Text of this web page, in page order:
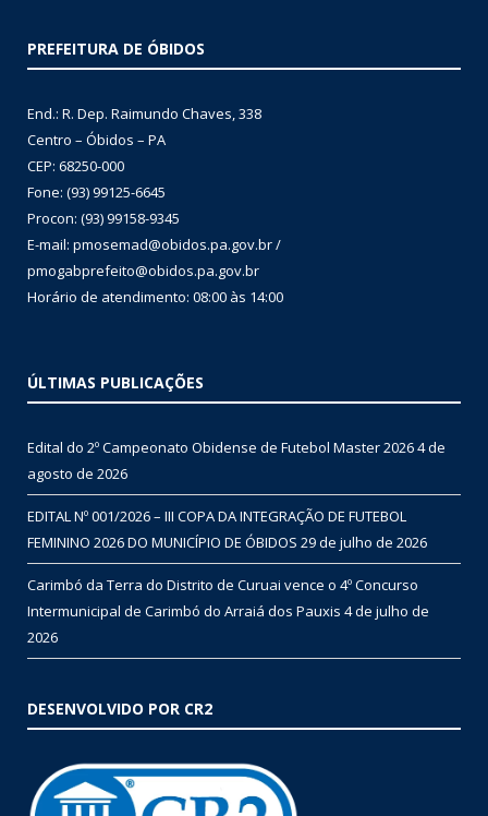
PREFEITURA DE ÓBIDOS
End.: R. Dep. Raimundo Chaves, 338
Centro – Óbidos – PA
CEP: 68250-000
Fone: (93) 99125-6645
Procon: (93) 99158-9345
E-mail: pmosemad@obidos.pa.gov.br /
pmogabprefeito@obidos.pa.gov.br
Horário de atendimento: 08:00 às 14:00
ÚLTIMAS PUBLICAÇÕES
Edital do 2º Campeonato Obidense de Futebol Master 20264 de
agosto de 2026
EDITAL Nº 001/2026 – III COPA DA INTEGRAÇÃO DE FUTEBOL
FEMININO 2026 DO MUNICÍPIO DE ÓBIDOS 29 de julho de 2026
Carimbó da Terra do Distrito de Curuai vence o 4º Concurso
Intermunicipal de Carimbó do Arraiá dos Pauxis 4 de julho de
2026
DESENVOLVIDO POR CR2